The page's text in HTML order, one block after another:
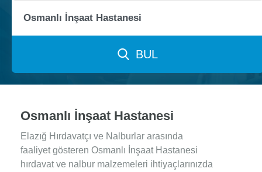
BUL
Osmanlı İnşaat Hastanesi
Elazığ Hırdavatçı ve Nalburlar arasında
faaliyet gösteren Osmanlı İnşaat Hastanesi
hırdavat ve nalbur malzemeleri ihtiyaçlarınızda